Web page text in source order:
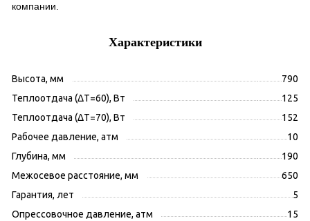
компании.
Характеристики
Высота, мм
790
Теплоотдача (ΔT=60), Вт
125
Теплоотдача (ΔT=70), Вт
152
Рабочее давление, атм
10
Глубина, мм
190
Межосевое расстояние, мм
650
Гарантия, лет
5
Опрессовочное давление, атм
15